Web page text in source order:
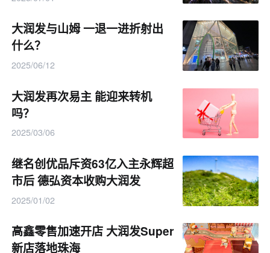
大润发与山姆 一退一进折射出
什么？
2025/06/12
大润发再次易主 能迎来转机
吗？
2025/03/06
继名创优品斥资63亿入主永辉超
市后 德弘资本收购大润发
2025/01/02
高鑫零售加速开店 大润发Super
新店落地珠海